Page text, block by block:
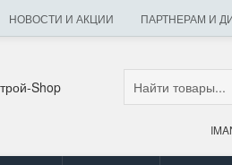
НОВОСТИ И АКЦИИ ПАРТНЕРАМ И